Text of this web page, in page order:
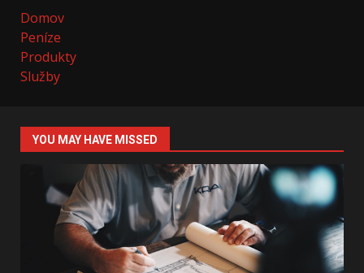
Domov
Peníze
Produkty
Služby
YOU MAY HAVE MISSED